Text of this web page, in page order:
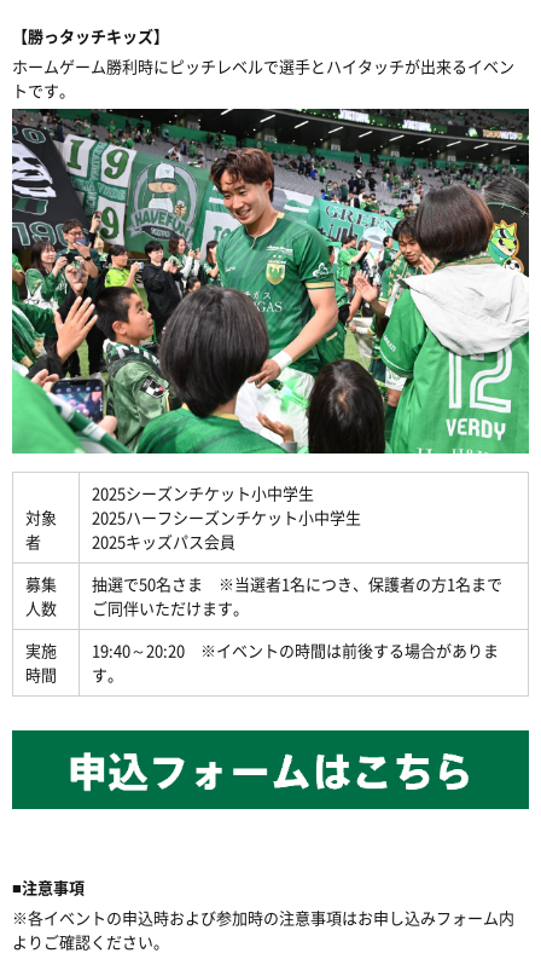
【勝っタッチキッズ】
ホームゲーム勝利時にピッチレベルで選手とハイタッチが出来るイベン
トです。
対象
者
2025シーズンチケット小中学生
2025ハーフシーズンチケット小中学生
2025キッズパス会員
募集
人数
抽選で50名さま ※当選者1名につき、保護者の方1名まで
ご同伴いただけます。
実施
時間
19:40～20:20 ※イベントの時間は前後する場合がありま
す。
■注意事項
※各イベントの申込時および参加時の注意事項はお申し込みフォーム内
よりご確認ください。